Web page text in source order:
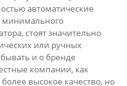
автоматические
стоят значительно
или ручных
и о бренде
компании, как
высокое качество, но